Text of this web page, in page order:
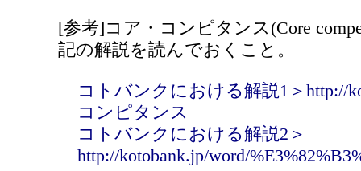
[参考]コア・コンピタンス(Core
記の解説を読んでおくこと。
コトバンクにおける解説1＞http://
コンピタンス
コトバンクにおける解説2＞
http://kotobank.jp/word/